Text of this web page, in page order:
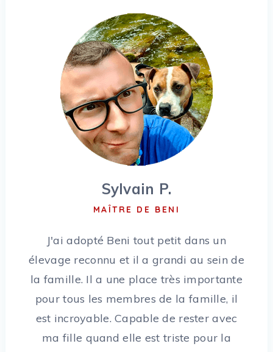
Sylvain P.
MAÎTRE DE BENI
J'ai adopté Beni tout petit dans un
élevage reconnu et il a grandi au sein de
la famille. Il a une place très importante
pour tous les membres de la famille, il
est incroyable. Capable de rester avec
ma fille quand elle est triste pour la